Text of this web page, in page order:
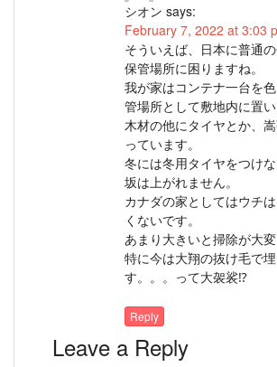
シオン says:
February 7, 2022 at 3:03
そういえば、日本に普通の
保管場所に困りますね。
我が家はコンテナ一台を
管場所として敷地内に置い
木材の他にタイヤとか、
っています。
冬には冬用タイヤをつけ
坂は上がれません。
カナダの家としてはウチ
くないです。
あまり大きいと掃除が大変
特に今は大翔の抜け毛で
す。。。って大袈裟⁉︎
Reply
Leave a Reply